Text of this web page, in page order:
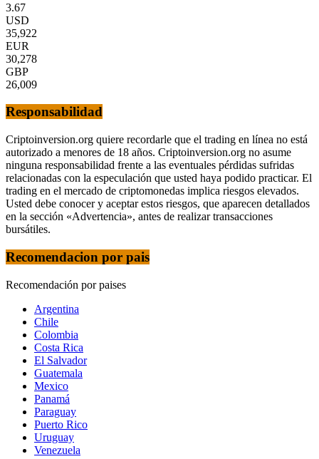
3.67
USD
35,922
EUR
30,278
GBP
26,009
Responsabilidad
Criptoinversion.org quiere recordarle que el trading en línea no está
autorizado a menores de 18 años. Criptoinversion.org no asume
ninguna responsabilidad frente a las eventuales pérdidas sufridas
relacionadas con la especulación que usted haya podido practicar. El
trading en el mercado de criptomonedas implica riesgos elevados.
Usted debe conocer y aceptar estos riesgos, que aparecen detallados
en la sección «Advertencia», antes de realizar transacciones
bursátiles.
Recomendacion por pais
Recomendación por paises
Argentina
Chile
Colombia
Costa Rica
El Salvador
Guatemala
Mexico
Panamá
Paraguay
Puerto Rico
Uruguay
Venezuela